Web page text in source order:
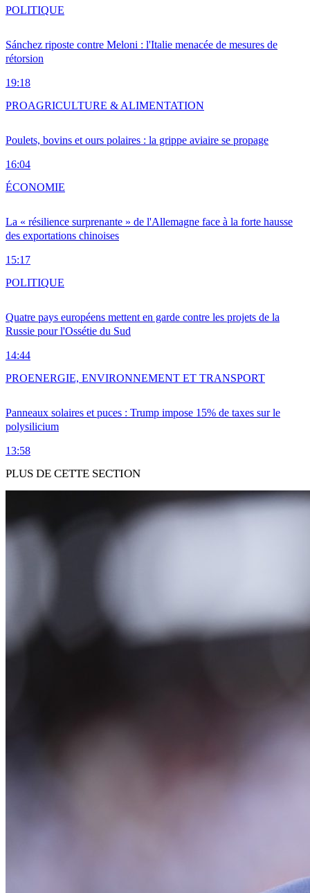
Sánchez riposte contre Meloni : l'Italie menacée de mesures de
rétorsion
19:18
POLITIQUE
Poulets, bovins et ours polaires : la grippe aviaire se propage
16:04
PROAGRICULTURE & ALIMENTATION
La « résilience surprenante » de l'Allemagne face à la forte hausse
des exportations chinoises
15:17
ÉCONOMIE
Quatre pays européens mettent en garde contre les projets de la
Russie pour l'Ossétie du Sud
14:44
POLITIQUE
Panneaux solaires et puces : Trump impose 15% de taxes sur le
polysilicium
13:58
PROENERGIE, ENVIRONNEMENT ET TRANSPORT
PLUS DE CETTE SECTION